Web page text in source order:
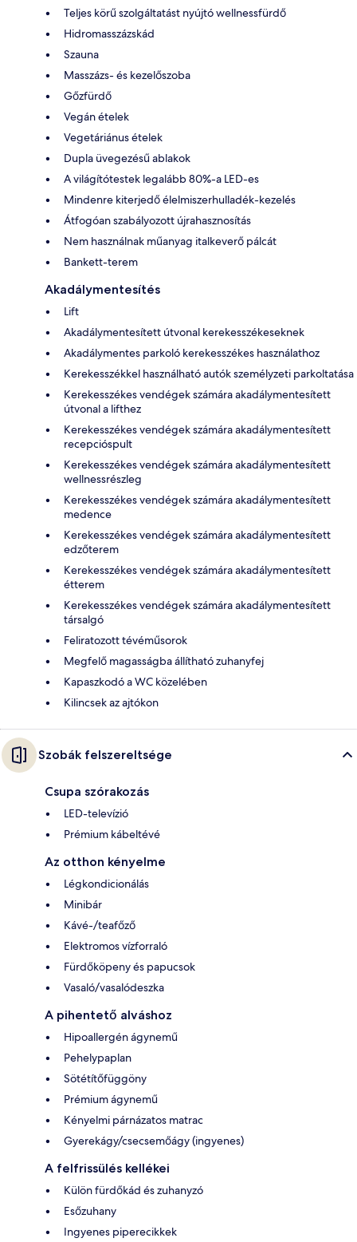
Teljes körű szolgáltatást nyújtó wellnessfürdő
Hidromasszázskád
Szauna
Masszázs- és kezelőszoba
Gőzfürdő
Vegán ételek
Vegetáriánus ételek
Dupla üvegezésű ablakok
A világítótestek legalább 80%-a LED-es
Mindenre kiterjedő élelmiszerhulladék-kezelés
Átfogóan szabályozott újrahasznosítás
Nem használnak műanyag italkeverő pálcát
Bankett-terem
Akadálymentesítés
Lift
Akadálymentesített útvonal kerekesszékeseknek
Akadálymentes parkoló kerekesszékes használathoz
Kerekesszékkel használható autók személyzeti parkoltatása
Kerekesszékes vendégek számára akadálymentesített
útvonal a lifthez
Kerekesszékes vendégek számára akadálymentesített
recepcióspult
Kerekesszékes vendégek számára akadálymentesített
wellnessrészleg
Kerekesszékes vendégek számára akadálymentesített
medence
Kerekesszékes vendégek számára akadálymentesített
edzőterem
Kerekesszékes vendégek számára akadálymentesített
étterem
Kerekesszékes vendégek számára akadálymentesített
társalgó
Feliratozott tévéműsorok
Megfelő magasságba állítható zuhanyfej
Kapaszkodó a WC közelében
Kilincsek az ajtókon
Szobák felszereltsége
Csupa szórakozás
LED-televízió
Prémium kábeltévé
Az otthon kényelme
Légkondicionálás
Minibár
Kávé-/teafőző
Elektromos vízforraló
Fürdőköpeny és papucsok
Vasaló/vasalódeszka
A pihentető alváshoz
Hipoallergén ágynemű
Pehelypaplan
Sötétítőfüggöny
Prémium ágynemű
Kényelmi párnázatos matrac
Gyerekágy/csecsemőágy (ingyenes)
A felfrissülés kellékei
Külön fürdőkád és zuhanyzó
Esőzuhany
Ingyenes piperecikkek